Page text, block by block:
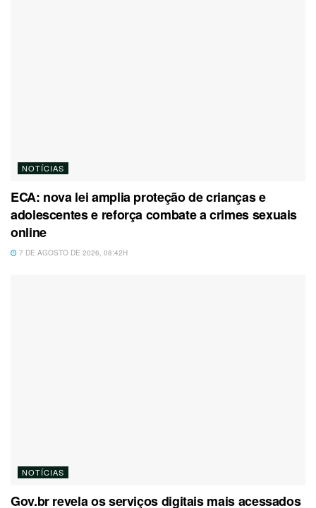
NOTÍCIAS
ECA: nova lei amplia proteção de crianças e
adolescentes e reforça combate a crimes sexuais
online
7 DE AGOSTO DE 2026, 08:42H
NOTÍCIAS
Gov.br revela os serviços digitais mais acessados